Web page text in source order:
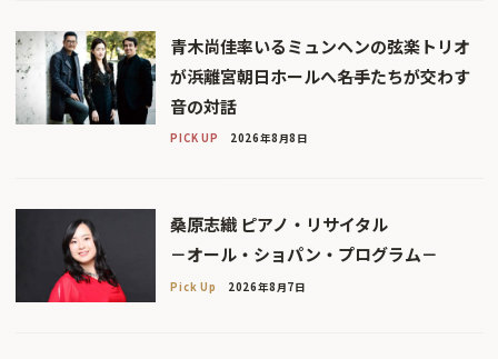
青木尚佳率いるミュンヘンの弦楽トリオ
が浜離宮朝日ホールへ――名手たちが交わす
音の対話
PICK UP 2026年8月8日
桑原志織 ピアノ・リサイタル
－オール・ショパン・プログラム－
Pick Up 2026年8月7日